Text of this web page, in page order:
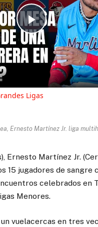
Play
Video
Ligas
Ernesto Martínez Jr. liga
Ernesto Martínez Jr.
15 jugadores de
celebrados
Menores.
vuelacercas en tres